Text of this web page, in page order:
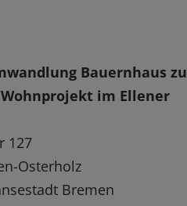
Bauernhaus zu
im Ellener
127
Osterholz
Bremen